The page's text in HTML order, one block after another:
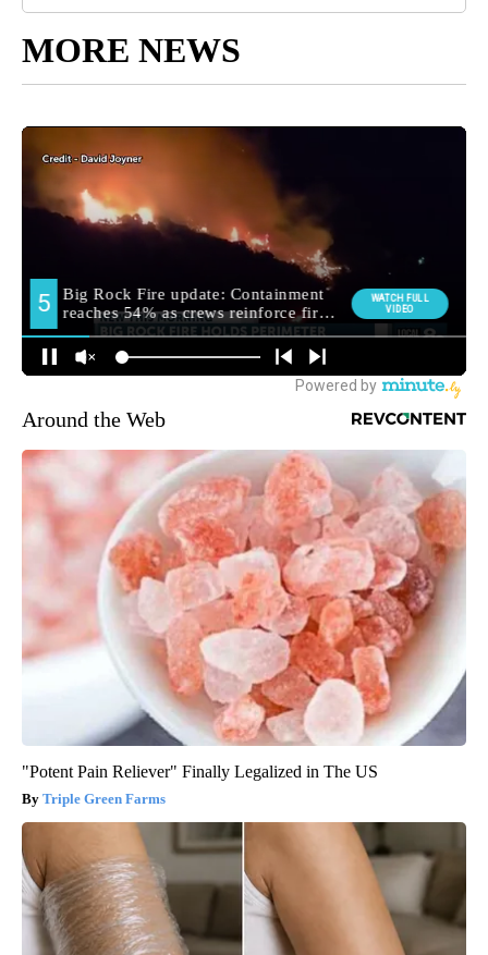
MORE NEWS
Around the Web
"Potent Pain Reliever" Finally Legalized in The US
Triple Green Farms